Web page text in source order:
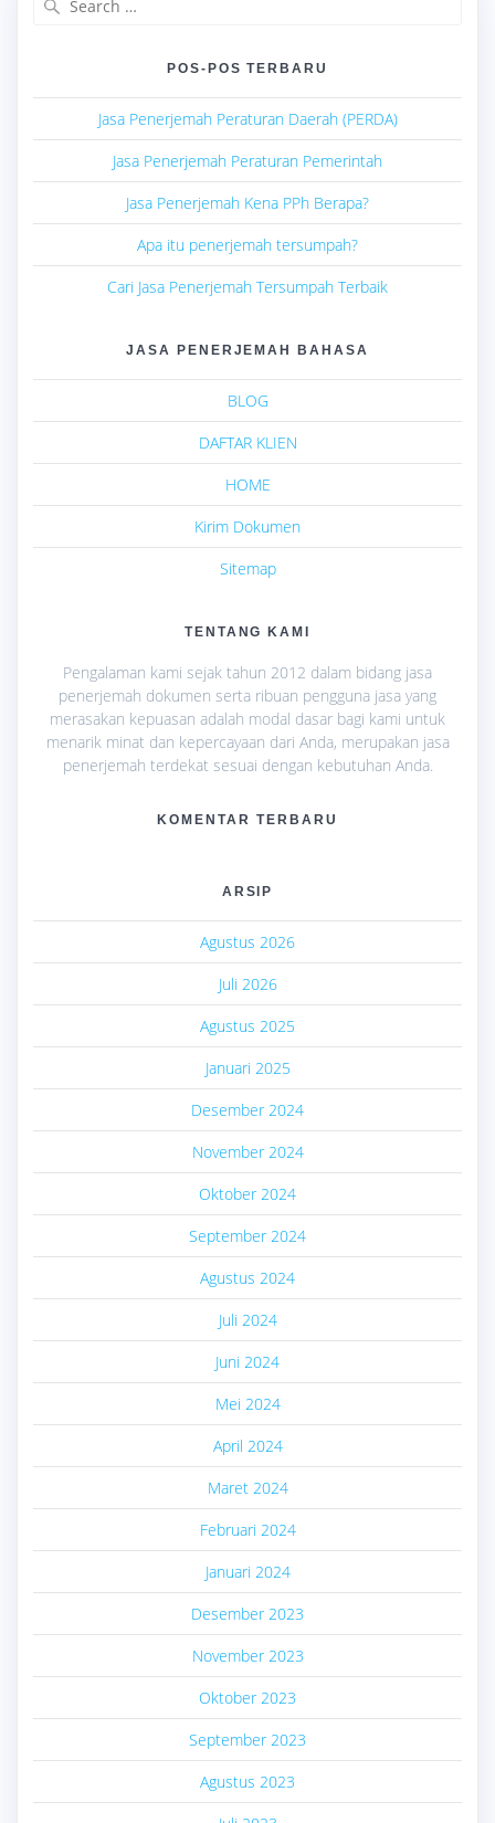
POS-POS TERBARU
Jasa Penerjemah Peraturan Daerah (PERDA)
Jasa Penerjemah Peraturan Pemerintah
Jasa Penerjemah Kena PPh Berapa?
Apa itu penerjemah tersumpah?
Cari Jasa Penerjemah Tersumpah Terbaik
JASA PENERJEMAH BAHASA
BLOG
DAFTAR KLIEN
HOME
Kirim Dokumen
Sitemap
TENTANG KAMI
Pengalaman kami sejak tahun 2012 dalam bidang jasa
penerjemah dokumen serta ribuan pengguna jasa yang
merasakan kepuasan adalah modal dasar bagi kami untuk
menarik minat dan kepercayaan dari Anda, merupakan jasa
penerjemah terdekat sesuai dengan kebutuhan Anda.
KOMENTAR TERBARU
ARSIP
Agustus 2026
Juli 2026
Agustus 2025
Januari 2025
Desember 2024
November 2024
Oktober 2024
September 2024
Agustus 2024
Juli 2024
Juni 2024
Mei 2024
April 2024
Maret 2024
Februari 2024
Januari 2024
Desember 2023
November 2023
Oktober 2023
September 2023
Agustus 2023